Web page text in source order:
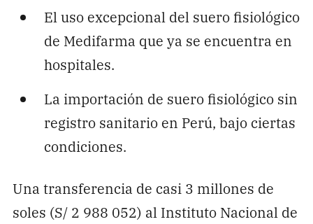
El uso excepcional del suero fisiológico
de Medifarma que ya se encuentra en
hospitales.
La importación de suero fisiológico sin
registro sanitario en Perú, bajo ciertas
condiciones.
Una transferencia de casi 3 millones de
soles (S/ 2 988 052) al Instituto Nacional de